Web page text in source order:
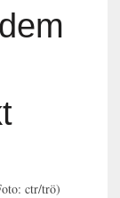
ctr/trö)